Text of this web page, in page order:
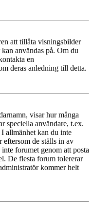
att tillåta visningsbilder
användas på. Om du
en
deras anledning till detta.
visar hur många
speciella användare, t.ex.
allmänhet kan du inte
eftersom de ställs in av
forumet genom att posta
De flesta forum tolererar
kommer helt